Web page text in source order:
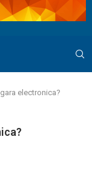
electronica?